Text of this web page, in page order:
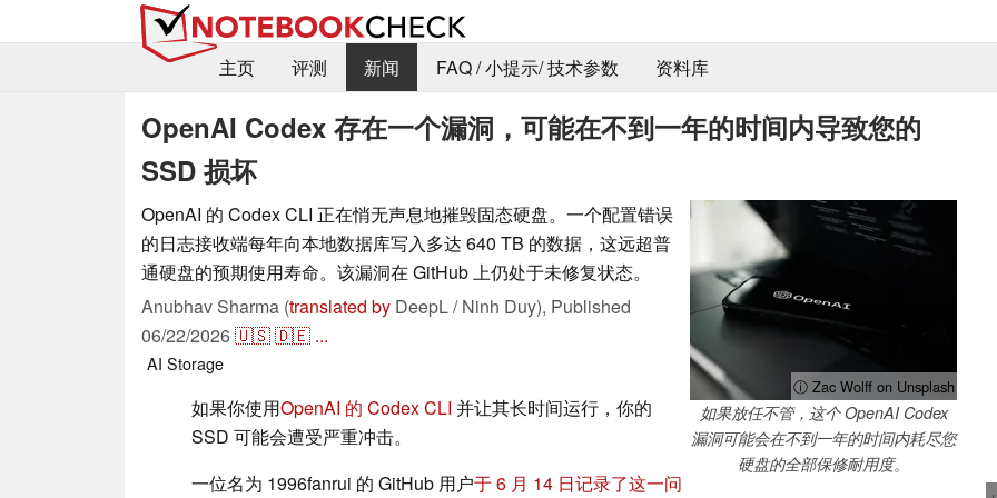
主页 评测 新闻 FAQ / 小提示/ 技术参数 资料库
OpenAI Codex 存在一个漏洞，可能在不到一年的时间内导致您的
SSD 损坏
ⓘ Zac Wolff on Unsplash
如果放任不管，这个 OpenAI Codex
漏洞可能会在不到一年的时间内耗尽您
硬盘的全部保修耐用度。
OpenAI 的 Codex CLI 正在悄无声息地摧毁固态硬盘。一个配置错误
的日志接收端每年向本地数据库写入多达 640 TB 的数据，这远超普
通硬盘的预期使用寿命。该漏洞在 GitHub 上仍处于未修复状态。
Anubhav Sharma (translated by DeepL / Ninh Duy), Published
06/22/2026🇺🇸🇩🇪 ...
AI Storage
如果你使用OpenAI 的 Codex CLI 并让其长时间运行，你的
SSD 可能会遭受严重冲击。
一位名为 1996fanrui 的 GitHub 用户于 6 月 14 日记录了这一问